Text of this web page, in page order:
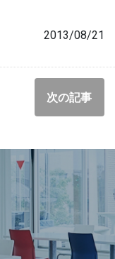
2013/08/21
次の記事